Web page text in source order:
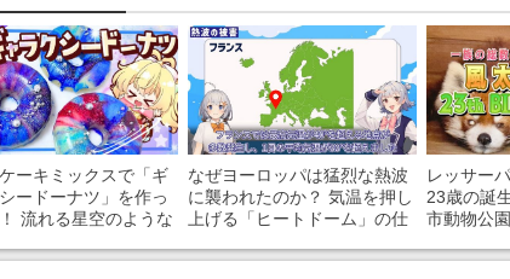
ーキミックスで「ギ
ードーナツ」を作っ
流れる星空のような
なぜヨーロッパは猛烈な熱波
に襲われたのか？ 気温を押し
上げる「ヒートドーム」の仕
レッサー
23歳の誕
市動物公